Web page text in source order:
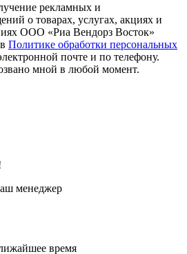
рекламных и
о товарах, услугах, акциях и
ООО «Риа Вендорз Восток»
Политике обработки персональных
почте и по телефону.
мной в любой момент.
менеджер
время